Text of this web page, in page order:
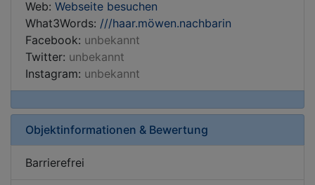
Web: Webseite besuchen
What3Words: ///haar.möwen.nachbarin
Facebook: unbekannt
Twitter: unbekannt
Instagram: unbekannt
Objektinformationen & Bewertung
Barrierefrei